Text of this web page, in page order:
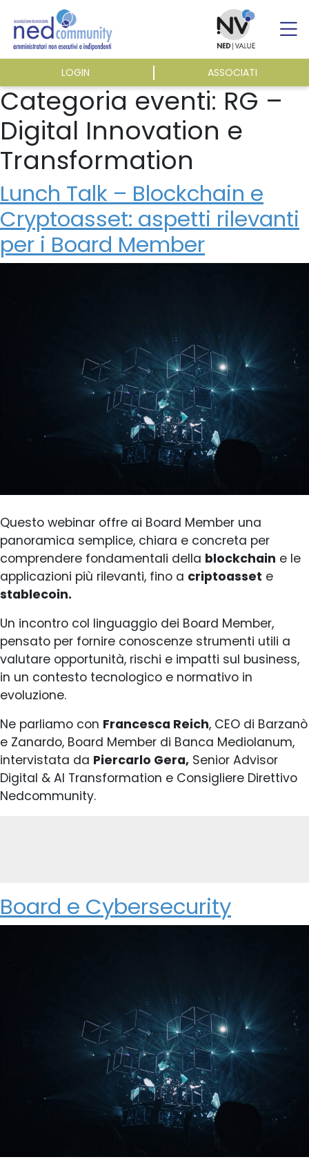
content
LOGIN ASSOCIATI
ASSOCIAZIONE
ATTIVITÀ
EVENTI E NEWS
PUBBLICAZIONI
Categoria eventi: RG –
Digital Innovation e
Transformation
Lunch Talk – Blockchain e
Cryptoasset: aspetti rilevanti
per i Board Member
Questo webinar offre ai Board Member una
panoramica semplice, chiara e concreta per
comprendere fondamentali della blockchain e le
applicazioni più rilevanti, fino a criptoasset e
stablecoin.
Un incontro col linguaggio dei Board Member,
pensato per fornire conoscenze strumenti utili a
valutare opportunità, rischi e impatti sul business,
in un contesto tecnologico e normativo in
evoluzione.
Ne parliamo con Francesca Reich, CEO di Barzanò
e Zanardo, Board Member di Banca Mediolanum,
intervistata da Piercarlo Gera, Senior Advisor
Digital & AI Transformation e Consigliere Direttivo
Nedcommunity.
Board e Cybersecurity